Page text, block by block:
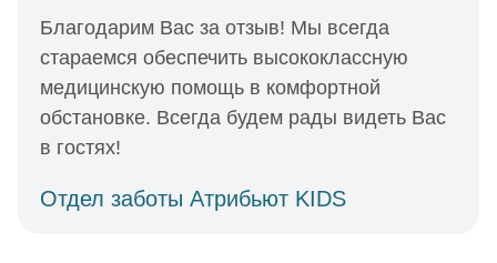
Благодарим Вас за отзыв! Мы всегда
стараемся обеспечить высококлассную
медицинскую помощь в комфортной
обстановке. Всегда будем рады видеть Вас
в гостях!
Отдел заботы Атрибьют KIDS